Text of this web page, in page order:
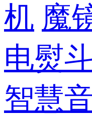
机 魔
电熨
智慧